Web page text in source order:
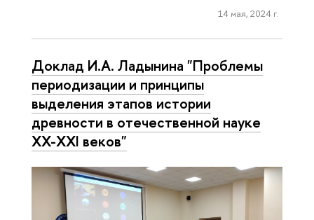
14 мая, 2024 г.
Доклад И.А. Ладынина "Проблемы
периодизации и принципы
выделения этапов истории
древности в отечественной науке
XX-XXI веков"